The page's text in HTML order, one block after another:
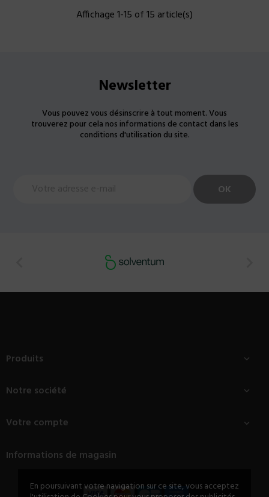
En poursuivant votre navigation sur ce site, vous acceptez
Affichage 1-15 of 15 article(s)
Newsletter
Vous pouvez vous désinscrire à tout moment. Vous
trouverez pour cela nos informations de contact dans les
conditions d'utilisation du site.
Produits 
Notre société 
Votre compte 
Informations de magasin